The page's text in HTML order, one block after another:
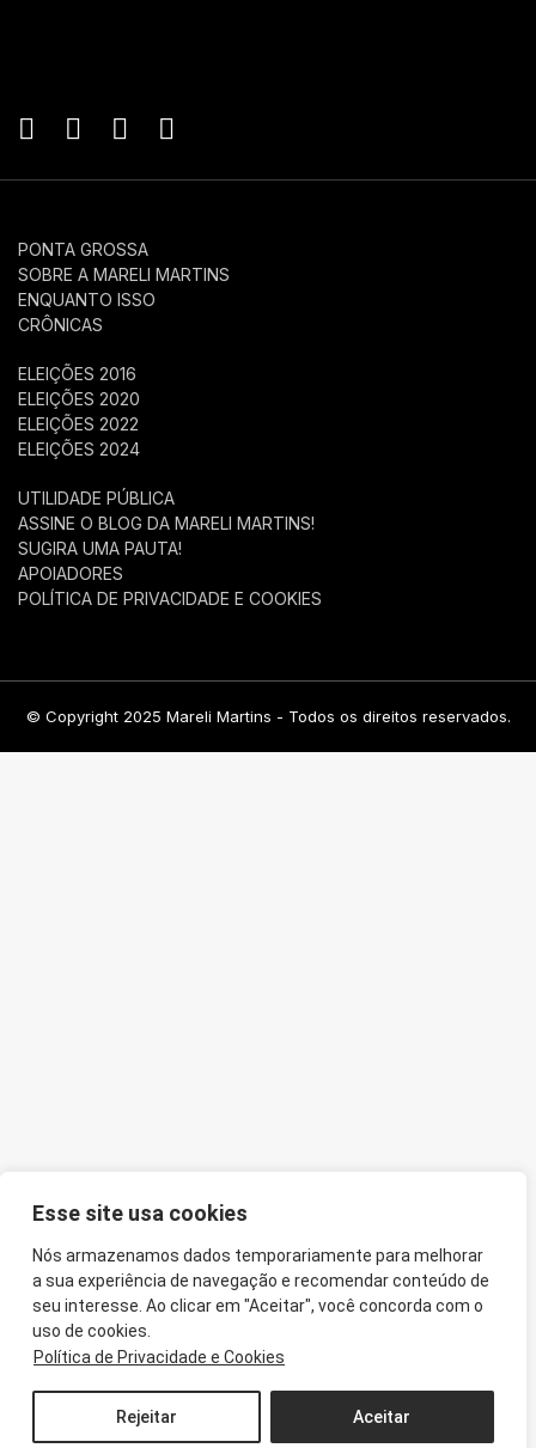
Esse site usa cookies
Nós armazenamos dados temporariamente para melhorar
a sua experiência de navegação e recomendar conteúdo de
seu interesse. Ao clicar em "Aceitar", você concorda com o
uso de cookies.
Política de Privacidade e Cookies
Rejeitar Aceitar
PONTA GROSSA
SOBRE A MARELI MARTINS
ENQUANTO ISSO
CRÔNICAS
ELEIÇÕES 2016
ELEIÇÕES 2020
ELEIÇÕES 2022
ELEIÇÕES 2024
UTILIDADE PÚBLICA
ASSINE O BLOG DA MARELI MARTINS!
SUGIRA UMA PAUTA!
APOIADORES
POLÍTICA DE PRIVACIDADE E COOKIES
© Copyright 2025 Mareli Martins - Todos os direitos reservados.